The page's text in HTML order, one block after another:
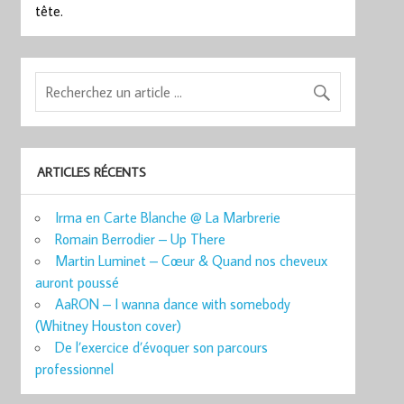
tête.
ARTICLES RÉCENTS
Irma en Carte Blanche @ La Marbrerie
Romain Berrodier – Up There
Martin Luminet – Cœur & Quand nos cheveux
auront poussé
AaRON – I wanna dance with somebody
(Whitney Houston cover)
De l’exercice d’évoquer son parcours
professionnel